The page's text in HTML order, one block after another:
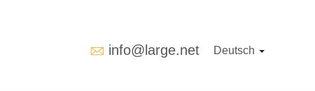
info@large.net Deutsch